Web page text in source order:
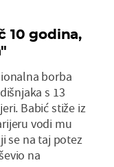
10 godina,
borba
s 13
Babić stiže iz
vodi mu
se na taj potez
na